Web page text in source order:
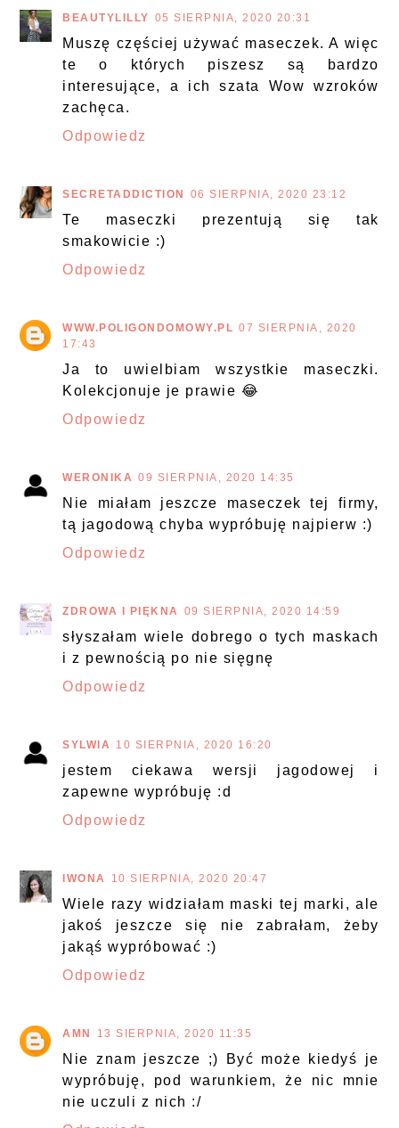
BEAUTYLILLY 05 SIERPNIA, 2020 20:31
Muszę częściej używać maseczek. A więc
te o których piszesz są bardzo
interesujące, a ich szata Wow wzroków
zachęca.
Odpowiedz
SECRETADDICTION 06 SIERPNIA, 2020 23:12
Te maseczki prezentują się tak
smakowicie :)
Odpowiedz
WWW.POLIGONDOMOWY.PL 07 SIERPNIA, 2020
17:43
Ja to uwielbiam wszystkie maseczki.
Kolekcjonuje je prawie 😂
Odpowiedz
WERONIKA 09 SIERPNIA, 2020 14:35
Nie miałam jeszcze maseczek tej firmy,
tą jagodową chyba wypróbuję najpierw :)
Odpowiedz
ZDROWA I PIĘKNA 09 SIERPNIA, 2020 14:59
słyszałam wiele dobrego o tych maskach
i z pewnością po nie sięgnę
Odpowiedz
SYLWIA 10 SIERPNIA, 2020 16:20
jestem ciekawa wersji jagodowej i
zapewne wypróbuję :d
Odpowiedz
IWONA 10 SIERPNIA, 2020 20:47
Wiele razy widziałam maski tej marki, ale
jakoś jeszcze się nie zabrałam, żeby
jakąś wypróbować :)
Odpowiedz
AMN 13 SIERPNIA, 2020 11:35
Nie znam jeszcze ;) Być może kiedyś je
wypróbuję, pod warunkiem, że nic mnie
nie uczuli z nich :/